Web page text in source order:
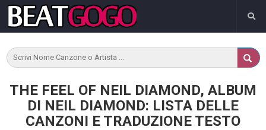
THE FEEL OF NEIL DIAMOND, ALBUM
DI NEIL DIAMOND: LISTA DELLE
CANZONI E TRADUZIONE TESTO